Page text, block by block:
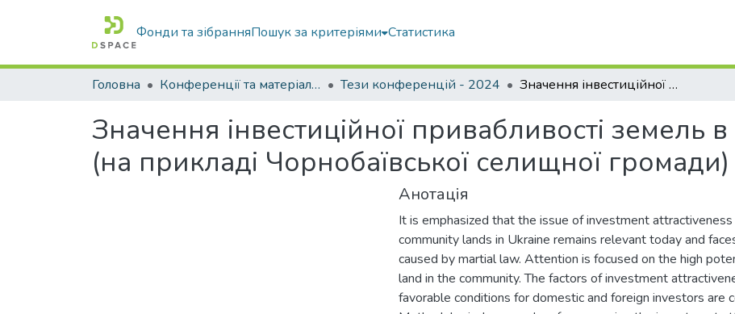
Фонди та зібранняПошук за критеріями Статистика
Головна Конференції та матеріали конференцій Тези конференцій - 2024 Значення інвестиційної привабливості земель в ринкових умовах (на прикладі Чорнобаївської селищної громади)
Значення інвестиційної привабливості земель
(на прикладі Чорнобаївської селищної громади)
Анотація
It is emphasized that the issue of investment
community lands in Ukraine remains relevant today and
caused by martial law. Attention is focused on the high
land in the community. The factors of investment
favorable conditions for domestic and foreign investors are